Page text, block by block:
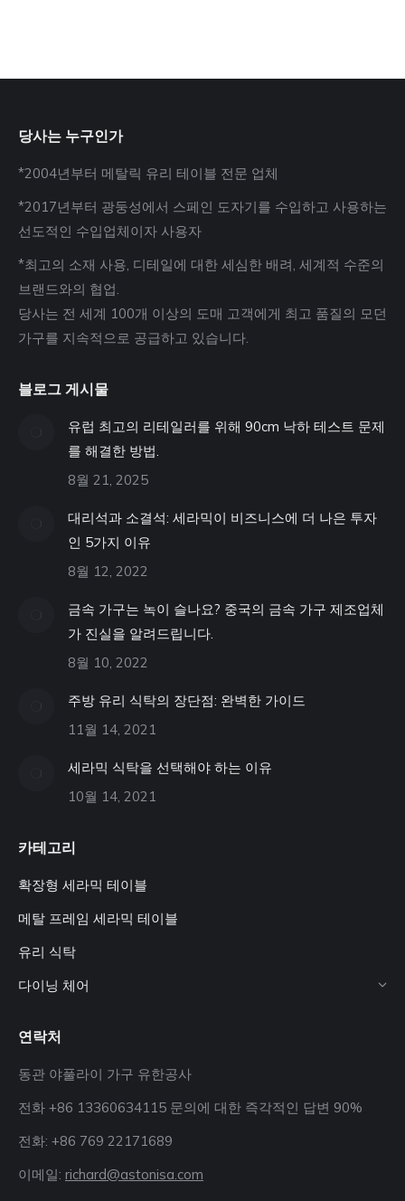
당사는 누구인가
*2004년부터 메탈릭 유리 테이블 전문 업체
*2017년부터 광둥성에서 스페인 도자기를 수입하고 사용하는
선도적인 수입업체이자 사용자
*최고의 소재 사용, 디테일에 대한 세심한 배려, 세계적 수준의
브랜드와의 협업.
당사는 전 세계 100개 이상의 도매 고객에게 최고 품질의 모던
가구를 지속적으로 공급하고 있습니다.
블로그 게시물
유럽 최고의 리테일러를 위해 90cm 낙하 테스트 문제
를 해결한 방법.
8월 21, 2025
대리석과 소결석: 세라믹이 비즈니스에 더 나은 투자
인 5가지 이유
8월 12, 2022
금속 가구는 녹이 슬나요? 중국의 금속 가구 제조업체
가 진실을 알려드립니다.
8월 10, 2022
주방 유리 식탁의 장단점: 완벽한 가이드
11월 14, 2021
세라믹 식탁을 선택해야 하는 이유
10월 14, 2021
카테고리
확장형 세라믹 테이블
메탈 프레임 세라믹 테이블
유리 식탁
다이닝 체어
연락처
동관 야풀라이 가구 유한공사
전화 +86 13360634115 문의에 대한 즉각적인 답변 90%
전화: +86 769 22171689
이메일: richard@astonisa.com